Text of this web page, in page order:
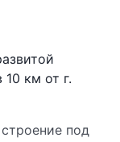
км от г.
под